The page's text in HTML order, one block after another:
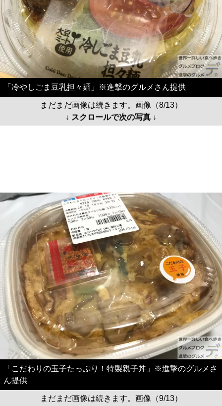
「冷やしごま豆乳担々麺」※進撃のグルメさん提供
まだまだ画像は続きます。画像（8/13）
↓ スクロールで次の写真 ↓
「こだわりの玉子たっぷり！特製親子丼」※進撃のグルメさ
ん提供
まだまだ画像は続きます。画像（9/13）